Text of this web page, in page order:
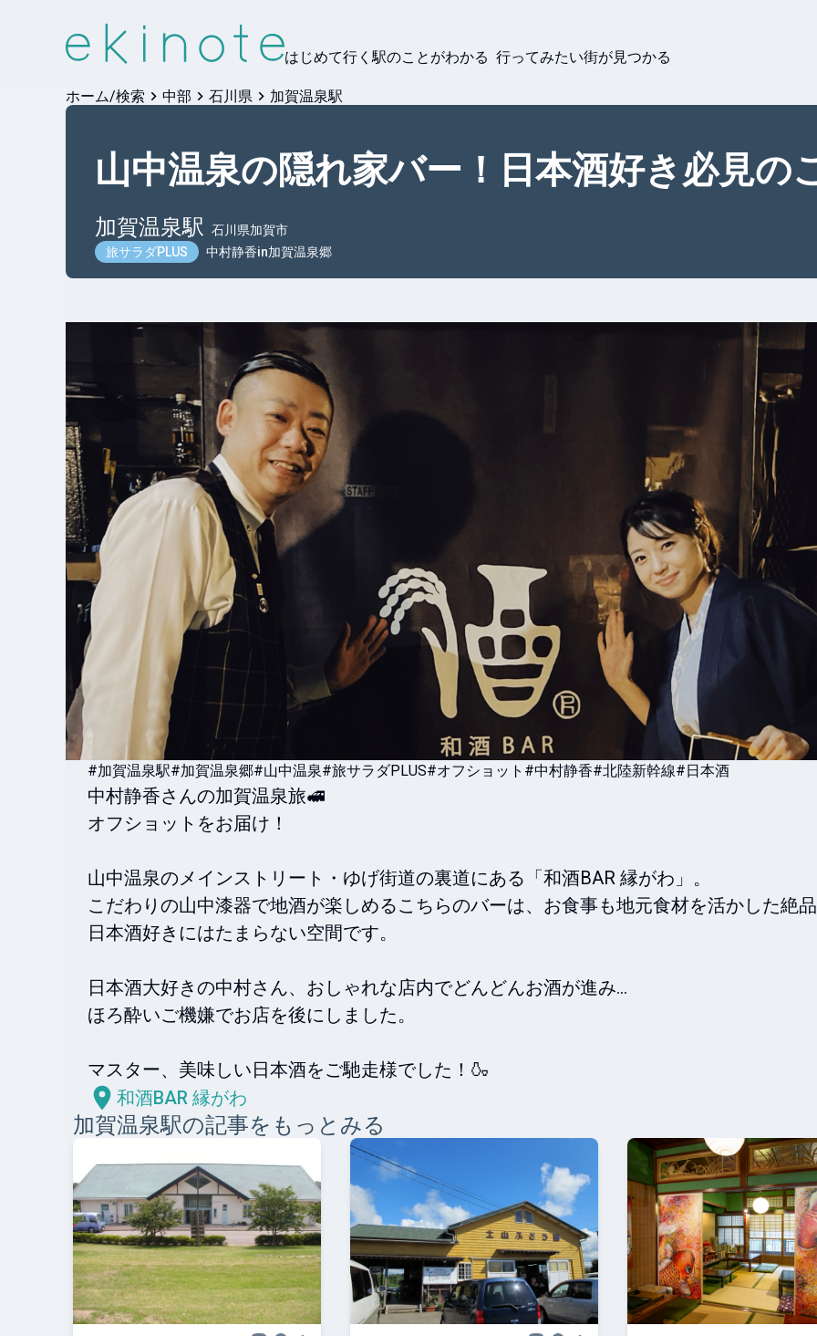
はじめて行く駅のことがわかる 行ってみたい街が見つかる
ホーム/検索 中部 石川県 加賀温泉駅
山中温泉の隠れ家バー！日本酒好き必見の
加賀温泉駅
石川県加賀市
旅サラダPLUS
中村静香in加賀温泉郷
#加賀温泉駅#加賀温泉郷#山中温泉#旅サラダPLUS#オフショット #中村静香#北陸新幹線#日本酒
中村静香さんの加賀温泉旅🚅
オフショットをお届け！
山中温泉のメインストリート・ゆげ街道の裏道にある「和酒BAR 縁がわ」。
こだわりの山中漆器で地酒が楽しめるこちらのバーは、お食事も地元食材を活かした絶
日本酒好きにはたまらない空間です。
日本酒大好きの中村さん、おしゃれな店内でどんどんお酒が進み...
ほろ酔いご機嫌でお店を後にしました。
マスター、美味しい日本酒をご馳走様でした！🍶
和酒BAR 縁がわ
加賀温泉駅の記事をもっとみる